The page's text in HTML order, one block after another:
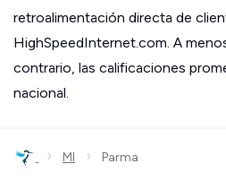
retroalimentación directa de
HighSpeedInternet.com. A
contrario, las calificaciones
nacional.
› MI › Parma